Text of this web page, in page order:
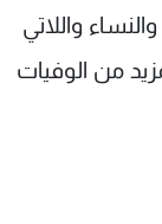
واللاتي
من الوفيات